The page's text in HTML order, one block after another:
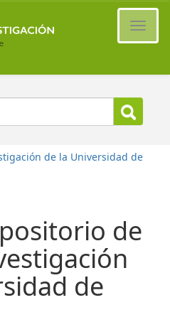
de la Universidad de
de
de